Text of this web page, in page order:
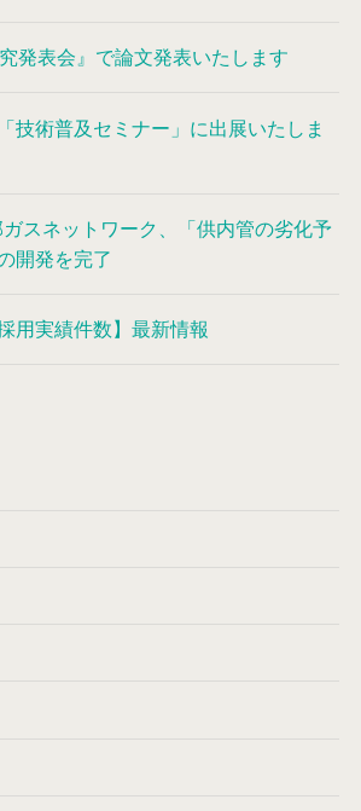
発表会』で論文発表いたします
技術普及セミナー」に出展いたしま
スネットワーク、「供内管の劣化予
開発を完了
用実績件数】最新情報